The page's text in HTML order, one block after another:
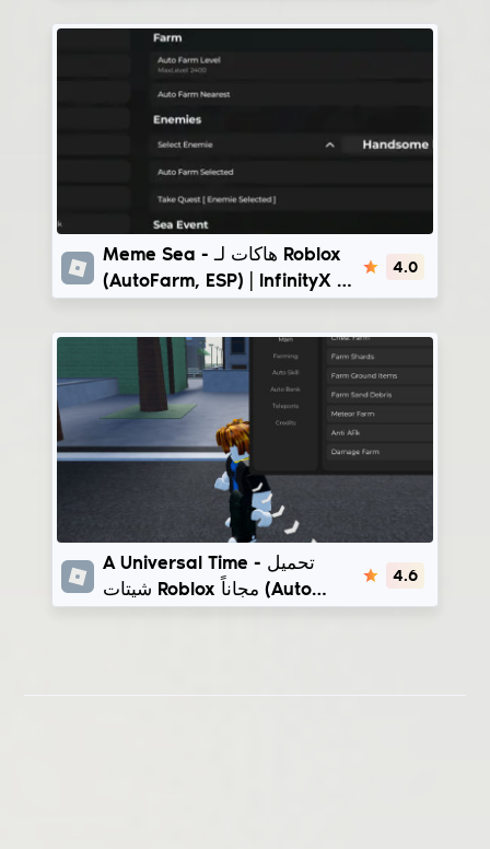
JonnyCheeseHub
Meme Sea Meme Sea - هاكات لـ Roblox
(AutoFarm, ESP) | InfinityX -
4.0
A Universal Time
A Universal Time - تحميل
شيتات Roblox مجاناً (Auto
4.6